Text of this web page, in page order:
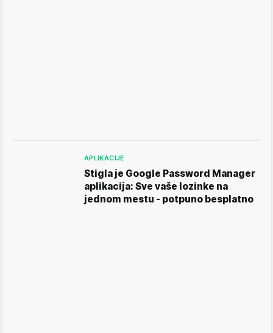
APLIKACIJE
Stigla je Google Password Manager
aplikacija: Sve vaše lozinke na
jednom mestu - potpuno besplatno